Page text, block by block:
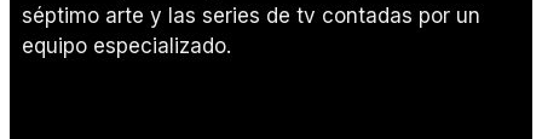
séptimo arte y las series de tv contadas por un
equipo especializado.